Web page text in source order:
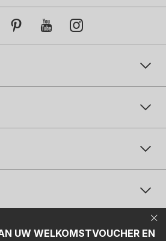
Uw
Aanmelden
UW WELKOMSTVOUCHER EN